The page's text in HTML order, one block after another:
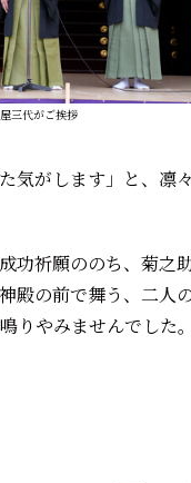
三代がご挨拶
気がします」と、凛
功祈願ののち、菊之
殿の前で舞う、二人
りやみませんでした